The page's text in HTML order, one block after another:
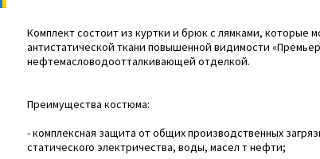
Комплект состоит из куртки и брюк с лямками, которые
антистатической ткани повышенной видимости
нефтемасловодоотталкивающей отделкой.
Преимущества костюма:
- комплексная защита от общих производственных
статического электричества, воды, масел т нефти;